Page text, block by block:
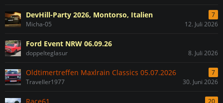
DevHill-Party 2026, Montorso, Italien
7
Micha-05
12. Juli 2026
Ford Event NRW 06.09.26
doppelteglasur 8. Juli 2026
Oldtimertreffen Maxlrain Classics 05.07.2026
7
Traveller1977
30. Juni 2026
20